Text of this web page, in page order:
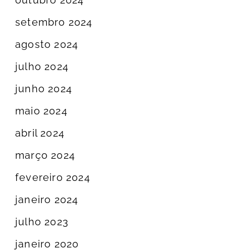
setembro 2024
agosto 2024
julho 2024
junho 2024
maio 2024
abril 2024
março 2024
fevereiro 2024
janeiro 2024
julho 2023
janeiro 2020